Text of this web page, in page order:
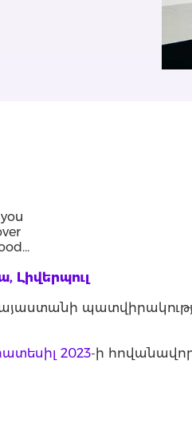
Լիվերպուլ
2023-ի